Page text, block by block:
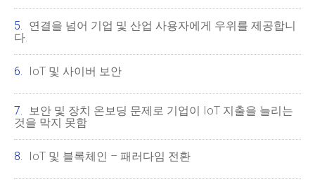
연결을 넘어 기업 및 산업 사용자에게 우위를 제공합니
다.
IoT 및 사이버 보안
보안 및 장치 온보딩 문제로 기업이 IoT 지출을 늘리는
것을 막지 못함
IoT 및 블록체인 – 패러다임 전환